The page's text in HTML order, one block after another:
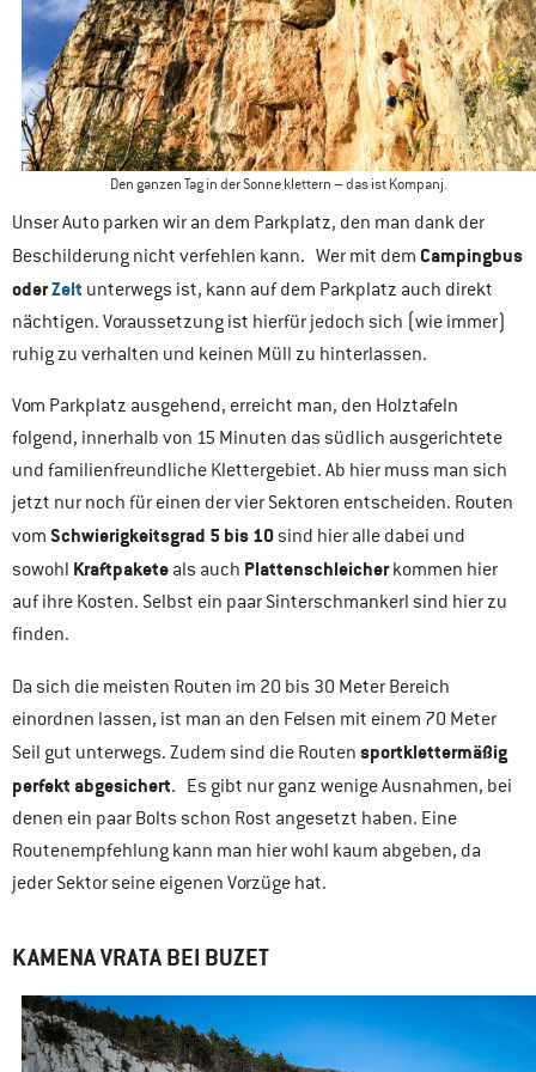
Den ganzen Tag in der Sonne klettern – das ist Kompanj.
Unser Auto parken wir an dem Parkplatz, den man dank der
Beschilderung nicht verfehlen kann. Wer mit dem Campingbus
oderZelt unterwegs ist, kann auf dem Parkplatz auch direkt
nächtigen. Voraussetzung ist hierfür jedoch sich (wie immer)
ruhig zu verhalten und keinen Müll zu hinterlassen.
Vom Parkplatz ausgehend, erreicht man, den Holztafeln
folgend, innerhalb von 15 Minuten das südlich ausgerichtete
und familienfreundliche Klettergebiet. Ab hier muss man sich
jetzt nur noch für einen der vier Sektoren entscheiden. Routen
vom Schwierigkeitsgrad 5 bis 10sind hier alle dabei und
sowohl Kraftpakete als auch Plattenschleicherkommen hier
auf ihre Kosten. Selbst ein paar Sinterschmankerl sind hier zu
finden.
Da sich die meisten Routen im 20 bis 30 Meter Bereich
einordnen lassen, ist man an den Felsen mit einem 70 Meter
Seil gut unterwegs. Zudem sind die Routen sportklettermäßig
perfekt abgesichert. Es gibt nur ganz wenige Ausnahmen, bei
denen ein paar Bolts schon Rost angesetzt haben. Eine
Routenempfehlung kann man hier wohl kaum abgeben, da
jeder Sektor seine eigenen Vorzüge hat.
KAMENA VRATA BEI BUZET